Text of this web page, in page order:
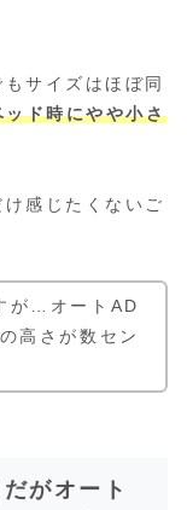
サイズはほぼ同
ド時にやや小さ
感じたくないご
が…オートAD
高さが数セン
がオート